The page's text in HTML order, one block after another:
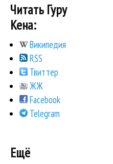
Читать Гуру
Кена:
Википедия
RSS
Твиттер
ЖЖ
Facebook
Telegram
Ещё